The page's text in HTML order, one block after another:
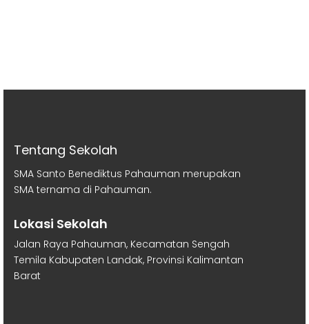
Tentang Sekolah
SMA Santo Benediktus Pahauman merupakan
SMA ternama di Pahauman.
Lokasi Sekolah
Jalan Raya Pahauman, Kecamatan Sengah
Temila Kabupaten Landak, Provinsi Kalimantan
Barat